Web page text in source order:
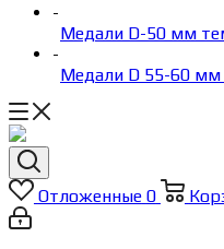
-
Медали D-50 мм
-
Медали D 55-60 мм
Отложенные 0